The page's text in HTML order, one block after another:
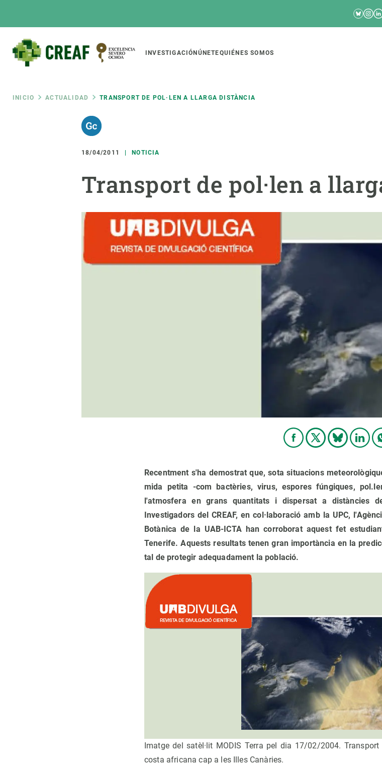
Bluesky
Main
navigation
INVESTIGACIÓN ÚNETEQUIÉNES SOMOS
Ruta
INICIO ACTUALIDAD TRANSPORT DE POL·LEN A LLARGA DISTÀNCIA
18/04/2011 NOTICIA
Transport de pol·len a
Recentment s'ha demostrat que, sota situacions
mida petita -com bactèries, virus, espores fúngiques,
l'atmosfera en grans quantitats i dispersat a distàncies
Investigadors del CREAF, en col·laboració amb la UPC,
Botànica de la UAB-ICTA han corroborat aquest fet
Tenerife. Aquests resultats tenen gran importància en la
tal de protegir adequadament la població.
Imatge del satèl·lit MODIS Terra pel dia 17/02/2004.
costa africana cap a les Illes Canàries.
Featured
responsive
Responsive
menu
SOBRE NOSOTROS
Organización institucional
Equidad, Diversidad e Inclusión (EDI)
Biodiversidad
Cambio global
Funcionamento de ecosistemas
Observación de la Tierra
Temas transversales
Soluciones
Política y